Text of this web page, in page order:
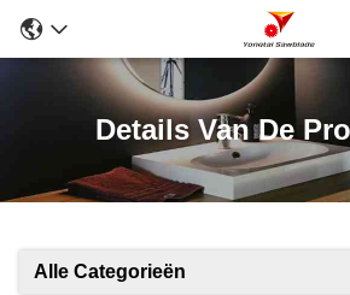
Details Van De
Alle Categorieën